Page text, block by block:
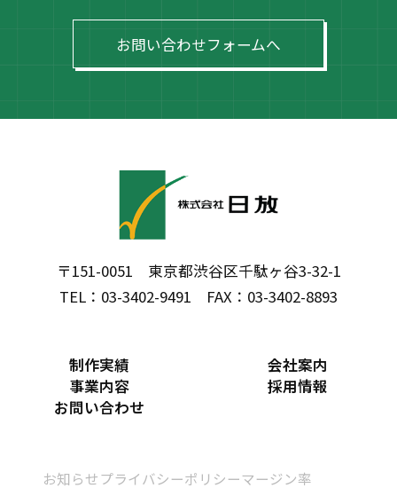
お問い合わせフォームへ
〒151-0051 東京都渋谷区千駄ヶ谷3-32-1
TEL：03-3402-9491 FAX：03-3402-8893
制作実績
会社案内
事業内容
採用情報
お問い合わせ
お知らせプライバシーポリシーマージン率